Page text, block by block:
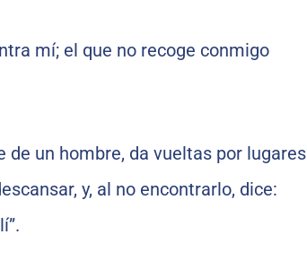
mí; el que no recoge conmigo
de un hombre, da vueltas por lugares
y, al no encontrarlo, dice: